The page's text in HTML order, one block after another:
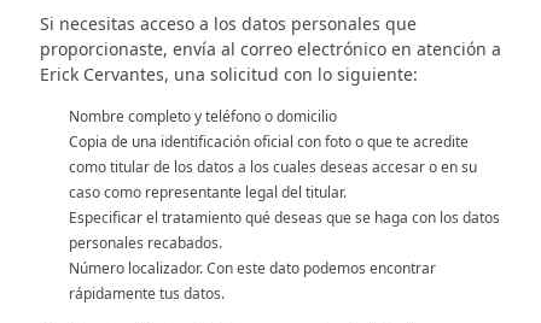
Si necesitas acceso a los datos personales que
proporcionaste, envía al correo electrónico en atención a
Erick Cervantes, una solicitud con lo siguiente:
Nombre completo y teléfono o domicilio
Copia de una identificación oficial con foto o que te acredite
como titular de los datos a los cuales deseas accesar o en su
caso como representante legal del titular.
Especificar el tratamiento qué deseas que se haga con los datos
personales recabados.
Número localizador. Con este dato podemos encontrar
rápidamente tus datos.